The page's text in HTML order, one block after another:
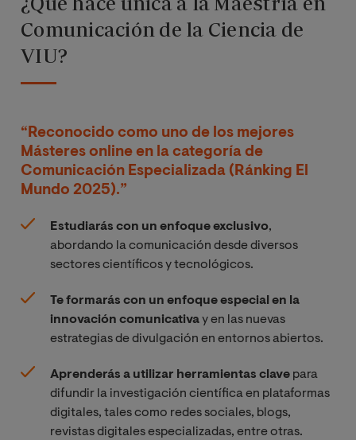
Comunicación de la Ciencia de
VIU?
“Reconocido como uno de los mejores
Másteres online en la categoría de
Comunicación Especializada (Ránking El
Mundo 2025).”
Estudiarás con un enfoque exclusivo,
abordando la comunicación desde diversos
sectores científicos y tecnológicos.
Te formarás con un enfoque especial en la
innovación comunicativay en las nuevas
estrategias de divulgación en entornos abiertos.
Aprenderás a utilizar herramientas clave para
difundir la investigación científica en plataformas
digitales, tales como redes sociales, blogs,
revistas digitales especializadas, entre otras.